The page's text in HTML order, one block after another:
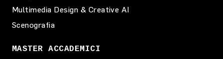
Multimedia Design & Creative AI
Scenografia
MASTER ACCADEMICI